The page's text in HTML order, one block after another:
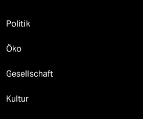
Politik
Öko
Gesellschaft
Kultur